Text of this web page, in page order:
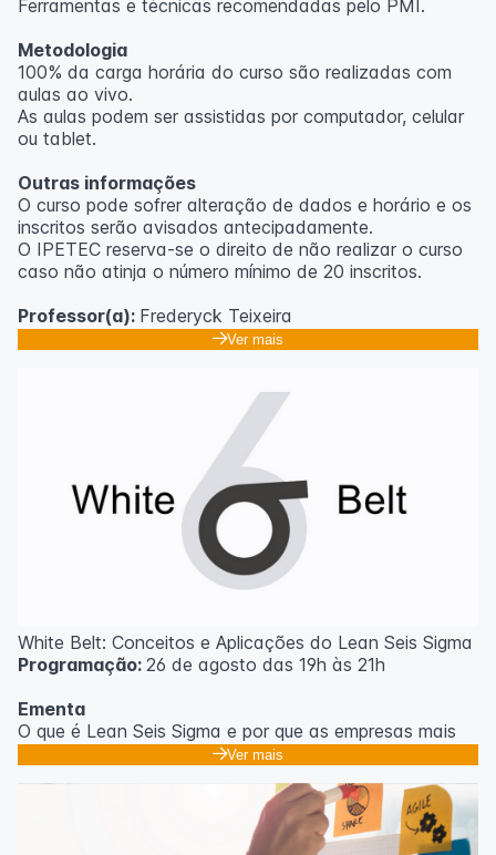
Ferramentas e técnicas recomendadas pelo PMI.
Metodologia
100% da carga horária do curso são realizadas com
aulas ao vivo.
As aulas podem ser assistidas por computador, celular
ou tablet.
Outras informações
O curso pode sofrer alteração de dados e horário e os
inscritos serão avisados ​​antecipadamente.
O IPETEC reserva-se o direito de não realizar o curso
caso não atinja o número mínimo de 20 inscritos.
Professor(a): Frederyck Teixeira
Ver mais
White Belt: Conceitos e Aplicações do Lean Seis Sigma
Programação: 26 de agosto das 19h às 21h
Ementa
O que é Lean Seis Sigma e por que as empresas mais
eficientes do mundo usam;
Introdução ao DMAIC: o roteiro para resolver
Ver mais